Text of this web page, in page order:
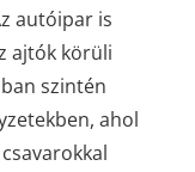
autóipar is
ajtók körüli
szintén
ahol